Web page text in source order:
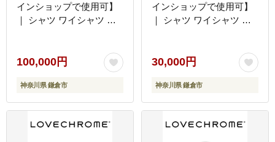
インショップで使用可】
｜ シャツ ワイシャツ メ
紳士服 レディースシャツ
カジュアルシャツ ビジネ
スシャツ 贈答用 送料無料
神奈川 鎌倉
100,000円
神奈川県 鎌倉市
インショップで使用可】
｜ シャツ ワイシャツ メ
紳士服 レディースシャツ
カジュアルシャツ ビジネ
スシャツ 贈答用 送料無料
神奈川 鎌倉
30,000円
神奈川県 鎌倉市